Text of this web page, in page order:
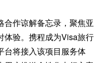
作谅解备忘录，聚焦亚
体验。携程成为Visa旅行
台将接入该项目服务体